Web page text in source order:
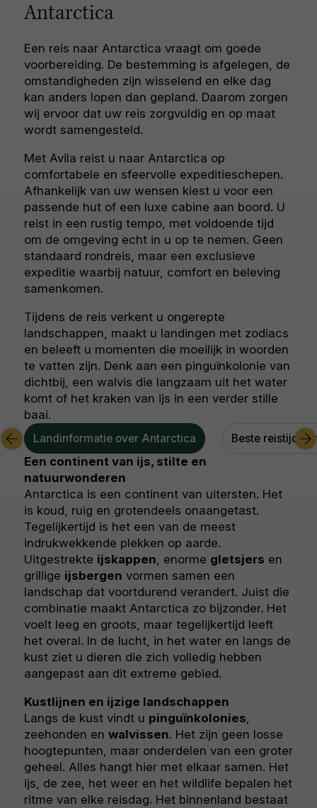
Antarctica
Een reis naar Antarctica vraagt om goede
voorbereiding. De bestemming is afgelegen, de
omstandigheden zijn wisselend en elke dag
kan anders lopen dan gepland. Daarom zorgen
wij ervoor dat uw reis zorgvuldig en op maat
wordt samengesteld.
Met Avila reist u naar Antarctica op
comfortabele en sfeervolle expeditieschepen.
Afhankelijk van uw wensen kiest u voor een
passende hut of een luxe cabine aan boord. U
reist in een rustig tempo, met voldoende tijd
om de omgeving echt in u op te nemen. Geen
standaard rondreis, maar een exclusieve
expeditie waarbij natuur, comfort en beleving
samenkomen.
Tijdens de reis verkent u ongerepte
landschappen, maakt u landingen met zodiacs
en beleeft u momenten die moeilijk in woorden
te vatten zijn. Denk aan een pinguïnkolonie van
dichtbij, een walvis die langzaam uit het water
komt of het kraken van ijs in een verder stille
baai.
Landinformatie over Antarctica Beste reistijd
Een continent van ijs, stilte en
natuurwonderen
Antarctica is een continent van uitersten. Het
is koud, ruig en grotendeels onaangetast.
Tegelijkertijd is het een van de meest
indrukwekkende plekken op aarde.
Uitgestrekte ijskappen, enorme gletsjers en
grillige ijsbergen vormen samen een
landschap dat voortdurend verandert. Juist die
combinatie maakt Antarctica zo bijzonder. Het
voelt leeg en groots, maar tegelijkertijd leeft
het overal. In de lucht, in het water en langs de
kust ziet u dieren die zich volledig hebben
aangepast aan dit extreme gebied.
Kustlijnen en ijzige landschappen
Langs de kust vindt u pinguïnkolonies,
zeehonden en walvissen. Het zijn geen losse
hoogtepunten, maar onderdelen van een groter
geheel. Alles hangt hier met elkaar samen. Het
ijs, de zee, het weer en het wildlife bepalen het
ritme van elke reisdag. Het binnenland bestaat